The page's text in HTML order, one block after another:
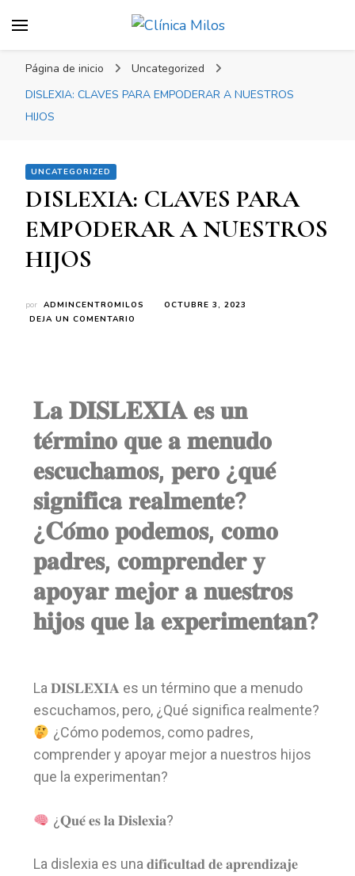
Página de inicio
Uncategorized
DISLEXIA: CLAVES PARA EMPODERAR A NUESTROS
HIJOS
UNCATEGORIZED
DISLEXIA: CLAVES PARA
EMPODERAR A NUESTROS
HIJOS
por ADMINCENTROMILOS
OCTUBRE 3, 2023
DEJA UN COMENTARIO
𝐋𝐚 𝐃𝐈𝐒𝐋𝐄𝐗𝐈𝐀 𝐞𝐬 𝐮𝐧
𝐭𝐞́𝐫𝐦𝐢𝐧𝐨 𝐪𝐮𝐞 𝐚 𝐦𝐞𝐧𝐮𝐝𝐨
𝐞𝐬𝐜𝐮𝐜𝐡𝐚𝐦𝐨𝐬, 𝐩𝐞𝐫𝐨 ¿𝐪𝐮𝐞́
𝐬𝐢𝐠𝐧𝐢𝐟𝐢𝐜𝐚 𝐫𝐞𝐚𝐥𝐦𝐞𝐧𝐭𝐞?
¿𝐂𝐨́𝐦𝐨 𝐩𝐨𝐝𝐞𝐦𝐨𝐬, 𝐜𝐨𝐦𝐨
𝐩𝐚𝐝𝐫𝐞𝐬, 𝐜𝐨𝐦𝐩𝐫𝐞𝐧𝐝𝐞𝐫 𝐲
𝐚𝐩𝐨𝐲𝐚𝐫 𝐦𝐞𝐣𝐨𝐫 𝐚 𝐧𝐮𝐞𝐬𝐭𝐫𝐨𝐬
𝐡𝐢𝐣𝐨𝐬 𝐪𝐮𝐞 𝐥𝐚 𝐞𝐱𝐩𝐞𝐫𝐢𝐦𝐞𝐧𝐭𝐚𝐧?
La 𝐃𝐈𝐒𝐋𝐄𝐗𝐈𝐀 es un término que a menudo
escuchamos, pero, ¿Qué significa realmente?
¿Cómo podemos, como padres,
comprender y apoyar mejor a nuestros hijos
que la experimentan?
¿𝐐𝐮𝐞́ 𝐞𝐬 𝐥𝐚 𝐃𝐢𝐬𝐥𝐞𝐱𝐢𝐚?
La dislexia es una 𝐝𝐢𝐟𝐢𝐜𝐮𝐥𝐭𝐚𝐝 𝐝𝐞 𝐚𝐩𝐫𝐞𝐧𝐝𝐢𝐳𝐚𝐣𝐞